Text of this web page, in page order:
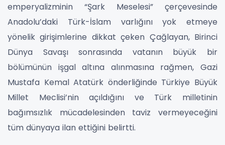
emperyalizminin “Şark Meselesi” çerçevesinde
Anadolu’daki Türk-İslam varlığını yok etmeye
yönelik girişimlerine dikkat çeken Çağlayan, Birinci
Dünya Savaşı sonrasında vatanın büyük bir
bölümünün işgal altına alınmasına rağmen, Gazi
Mustafa Kemal Atatürk önderliğinde Türkiye Büyük
Millet Meclisi’nin açıldığını ve Türk milletinin
bağımsızlık mücadelesinden taviz vermeyeceğini
tüm dünyaya ilan ettiğini belirtti.